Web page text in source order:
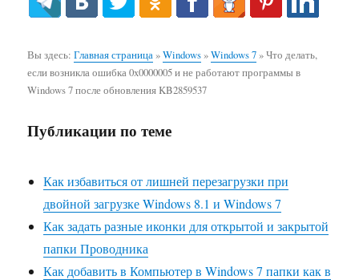
Вы здесь:Главная страница»Windows»Windows 7»Что делать,
если возникла ошибка 0x0000005 и не работают программы в
Windows 7 после обновления KB2859537
Публикации по теме
Как избавиться от лишней перезагрузки при
двойной загрузке Windows 8.1 и Windows 7
Как задать разные иконки для открытой и закрытой
папки Проводника
Как добавить в Компьютер в Windows 7 папки как в